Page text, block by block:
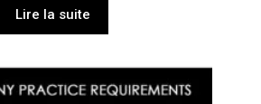
Lire la suite